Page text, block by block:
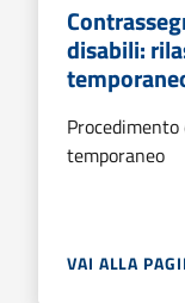
disabili:
temporaneo
VAI ALLA